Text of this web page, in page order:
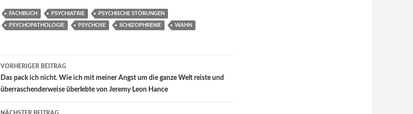
FACHBUCH PSYCHIATRIE PSYCHISCHE STÖRUNGEN
PSYCHOPATHOLOGIE PSYCHOSE SCHIZOPHRENIE WAHN
Beitragsnavigation
VORHERIGER BEITRAG
Das pack ich nicht. Wie ich mit meiner Angst um die ganze Welt reiste und
überraschenderweise überlebte von Jeremy Leon Hance